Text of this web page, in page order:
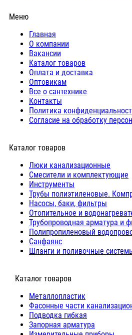
Меню
Главная
О компании
Вакансии
Каталог товаров
Оплата и доставка
Оптовикам
Все о сантехнике
Контакты
Политика
Согласие на обработку
Каталог товаров
Люки канализационные
Cмесители и комплектующие
Инструменты
Трубы полиэтиленовые.
Насосы, баки, фильтры
Отопительное и
Трубопроводная арматура и
Полипропиленовый
Санфаянс
Шланги и поливочные
⠀Каталог товаров
Металлопластик
Фасонные части
Подводка гибкая
Запорная арматура